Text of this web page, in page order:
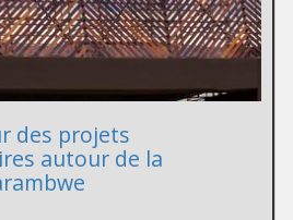
des projets
autour de la